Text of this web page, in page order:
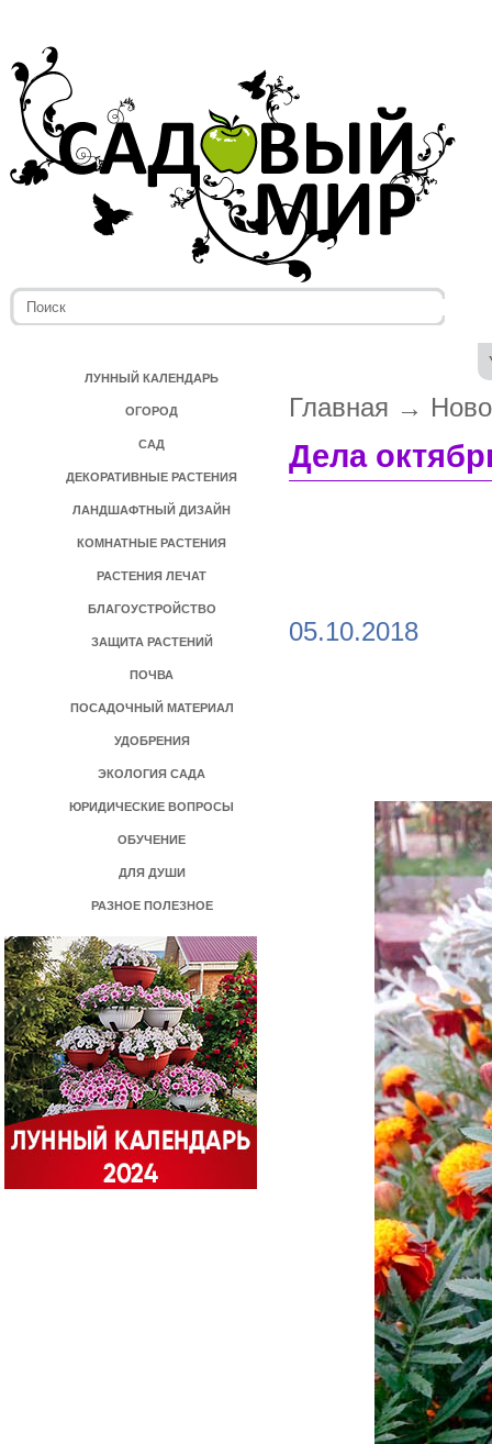
ЛУННЫЙ КАЛЕНДАРЬ
ОГОРОД
САД
ДЕКОРАТИВНЫЕ РАСТЕНИЯ
ЛАНДШАФТНЫЙ ДИЗАЙН
КОМНАТНЫЕ РАСТЕНИЯ
РАСТЕНИЯ ЛЕЧАТ
БЛАГОУСТРОЙСТВО
ЗАЩИТА РАСТЕНИЙ
ПОЧВА
ПОСАДОЧНЫЙ МАТЕРИАЛ
УДОБРЕНИЯ
ЭКОЛОГИЯ САДА
ЮРИДИЧЕСКИЕ ВОПРОСЫ
ОБУЧЕНИЕ
ДЛЯ ДУШИ
РАЗНОЕ ПОЛЕЗНОЕ
Главная →
Дела
05.10.2018